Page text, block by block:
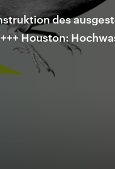
des
Houston: